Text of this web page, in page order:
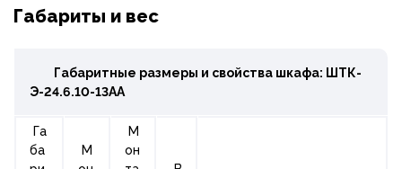
Габариты и вес
Габаритные размеры и свойства шкафа: ШТК-
Э-24.6.10-13АА
Га
ба
М
М
он